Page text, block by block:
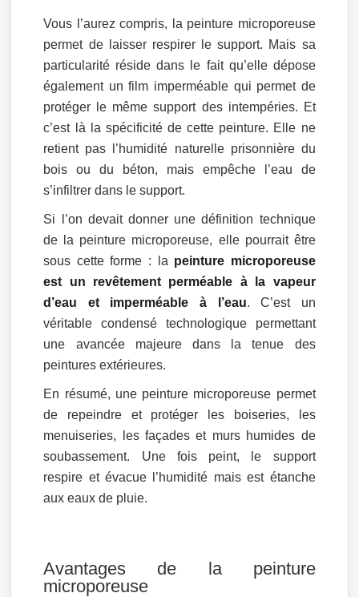
Vous l’aurez compris, la peinture microporeuse
permet de laisser respirer le support. Mais sa
particularité réside dans le fait qu’elle dépose
également un film imperméable qui permet de
protéger le même support des intempéries. Et
c’est là la spécificité de cette peinture. Elle ne
retient pas l’humidité naturelle prisonnière du
bois ou du béton, mais empêche l’eau de
s’infiltrer dans le support.
Si l’on devait donner une définition technique
de la peinture microporeuse, elle pourrait être
sous cette forme : la peinture microporeuse
est un revêtement perméable à la vapeur
d’eau et imperméable à l’eau. C’est un
véritable condensé technologique permettant
une avancée majeure dans la tenue des
peintures extérieures.
En résumé, une peinture microporeuse permet
de repeindre et protéger les boiseries, les
menuiseries, les façades et murs humides de
soubassement. Une fois peint, le support
respire et évacue l’humidité mais est étanche
aux eaux de pluie.
Avantages de la peinture
microporeuse